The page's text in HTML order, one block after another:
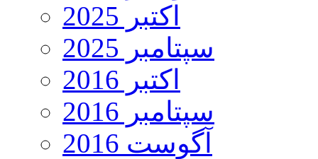
اکتبر 2025
سپتامبر 2025
اکتبر 2016
سپتامبر 2016
آگوست 2016